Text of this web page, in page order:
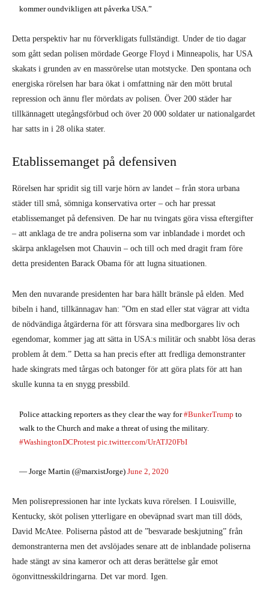
kommer oundvikligen att påverka USA.”
Detta perspektiv har nu förverkligats fullständigt. Under de tio dagar
som gått sedan polisen mördade George Floyd i Minneapolis, har USA
skakats i grunden av en massrörelse utan motstycke. Den spontana och
energiska rörelsen har bara ökat i omfattning när den mött brutal
repression och ännu fler mördats av polisen. Över 200 städer har
tillkännagett utegångsförbud och över 20 000 soldater ur nationalgardet
har satts in i 28 olika stater.
Etablissemanget på defensiven
Rörelsen har spridit sig till varje hörn av landet – från stora urbana
städer till små, sömniga konservativa orter – och har pressat
etablissemanget på defensiven. De har nu tvingats göra vissa eftergifter
– att anklaga de tre andra poliserna som var inblandade i mordet och
skärpa anklagelsen mot Chauvin – och till och med dragit fram före
detta presidenten Barack Obama för att lugna situationen.
Men den nuvarande presidenten har bara hällt bränsle på elden. Med
bibeln i hand, tillkännagav han: ”Om en stad eller stat vägrar att vidta
de nödvändiga åtgärderna för att försvara sina medborgares liv och
egendomar, kommer jag att sätta in USA:s militär och snabbt lösa deras
problem åt dem.” Detta sa han precis efter att fredliga demonstranter
hade skingrats med tårgas och batonger för att göra plats för att han
skulle kunna ta en snygg pressbild.
Police attacking reporters as they clear the way for#BunkerTrump to
walk to the Church and make a threat of using the military.
#WashingtonDCProtest pic.twitter.com/UrATJ20FbI
— Jorge Martin (@marxistJorge)June 2, 2020
Men polisrepressionen har inte lyckats kuva rörelsen. I Louisville,
Kentucky, sköt polisen ytterligare en obeväpnad svart man till döds,
David McAtee. Poliserna påstod att de ”besvarade beskjutning” från
demonstranterna men det avslöjades senare att de inblandade poliserna
hade stängt av sina kameror och att deras berättelse går emot
ögonvittnesskildringarna. Det var mord. Igen.